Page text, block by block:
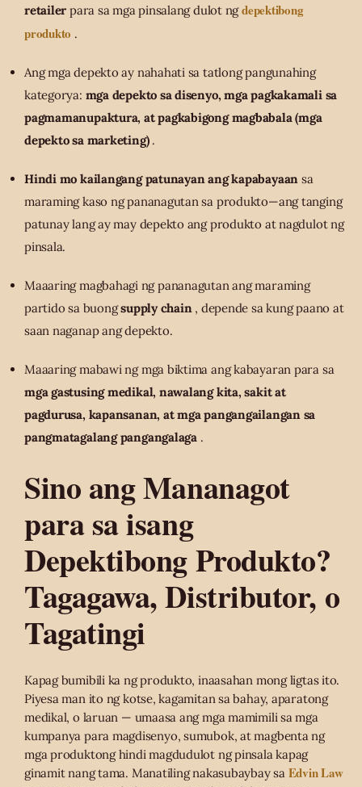
retailer para sa mga pinsalang dulot ngdepektibong
produkto .
Ang mga depekto ay nahahati sa tatlong pangunahing
kategorya: mga depekto sa disenyo, mga pagkakamali sa
pagmamanupaktura, at pagkabigong magbabala (mga
depekto sa marketing).
Hindi mo kailangang patunayan ang kapabayaan sa
maraming kaso ng pananagutan sa produkto—ang tanging
patunay lang ay may depekto ang produkto at nagdulot ng
pinsala.
Maaaring magbahagi ng pananagutan ang maraming
partido sa buongsupply chain, depende sa kung paano at
saan naganap ang depekto.
Maaaring mabawi ng mga biktima ang kabayaran para sa
mga gastusing medikal, nawalang kita, sakit at
pagdurusa, kapansanan, at mga pangangailangan sa
pangmatagalang pangangalaga.
Sino ang Mananagot
para sa isang
Depektibong Produkto?
Tagagawa, Distributor, o
Tagatingi
Kapag bumibili ka ng produkto, inaasahan mong ligtas ito.
Piyesa man ito ng kotse, kagamitan sa bahay, aparatong
medikal, o laruan — umaasa ang mga mamimili sa mga
kumpanya para magdisenyo, sumubok, at magbenta ng
mga produktong hindi magdudulot ng pinsala kapag
ginamit nang tama. Manatiling nakasubaybay sa Edvin Law